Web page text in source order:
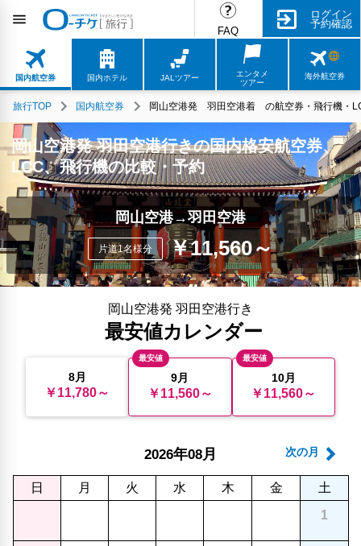
FAQ
ログイン
予約確認
国内航空券 国内ホテル JALツアー
エンタメ
ツアー
海外航空券
旅行TOP 国内航空券 岡山空港発 羽田空港着 の航空券・飛行機・
岡山空港発 羽田空港行きの国内格安航空券、
LCC、飛行機の比較・予約
岡山空港→羽田空港
片道1名様分 ￥11,560～
岡山空港発 羽田空港行き
最安値カレンダー
8月
￥11,780～
最安値
9月
￥11,560～
最安値
10月
￥11,560～
次の月
2026年08月
日 月 火 水 木 金
土
1